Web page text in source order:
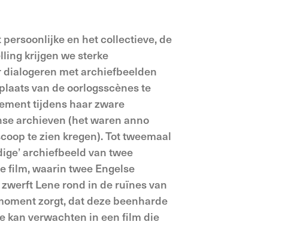
en het collectieve, de
krijgen we sterke
met archiefbeelden
van de oorlogsscènes te
tijdens haar zware
archieven (het waren anno
te zien kregen). Tot tweemaal
archiefbeeld van twee
film, waarin twee Engelse
Lene rond in de ruïnes van
zorgt, dat deze beenharde
kan verwachten in een film die